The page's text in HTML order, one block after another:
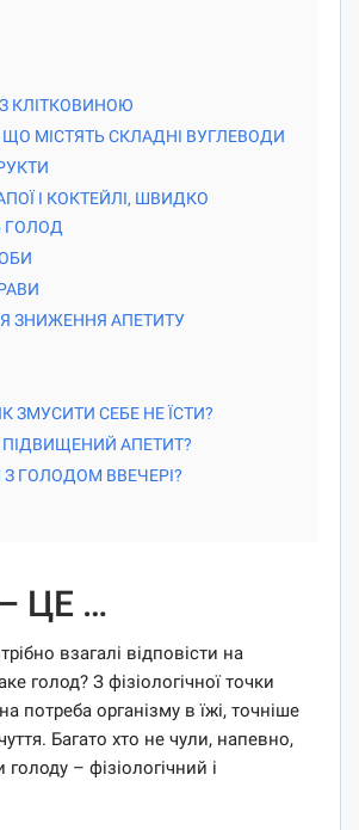
КЛІТКОВИНОЮ
МІСТЯТЬ СКЛАДНІ ВУГЛЕВОДИ
І КОКТЕЙЛІ, ШВИДКО
ГОЛОД
ЗНИЖЕННЯ АПЕТИТУ
ЗМУСИТИ СЕБЕ НЕ ЇСТИ?
ПІДВИЩЕНИЙ АПЕТИТ?
ГОЛОДОМ ВВЕЧЕРІ?
ЦЕ …
взагалі відповісти на
голод? З фізіологічної точки
потреба організму в їжі, точніше
Багато хто не чули, напевно,
– фізіологічний і